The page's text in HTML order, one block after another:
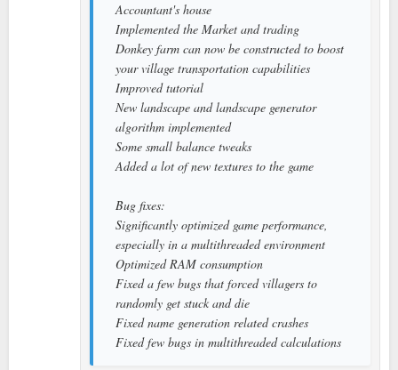
Accountant's house
Implemented the Market and trading
Donkey farm can now be constructed to boost
your village transportation capabilities
Improved tutorial
New landscape and landscape generator
algorithm implemented
Some small balance tweaks
Added a lot of new textures to the game
Bug fixes:
Significantly optimized game performance,
especially in a multithreaded environment
Optimized RAM consumption
Fixed a few bugs that forced villagers to
randomly get stuck and die
Fixed name generation related crashes
Fixed few bugs in multithreaded calculations